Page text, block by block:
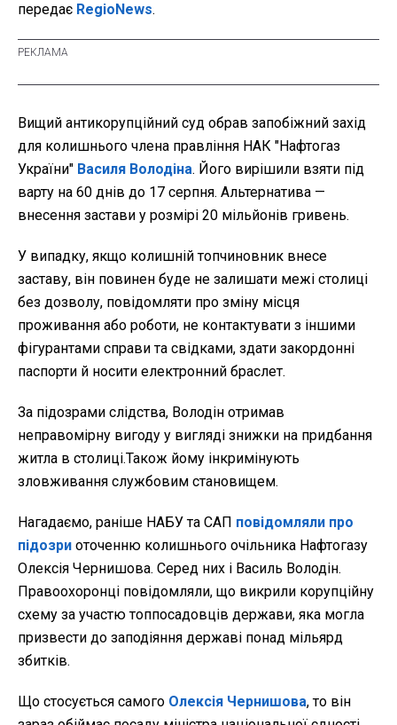
передає RegioNews.
Вищий антикорупційний суд обрав запобіжний захід
для колишнього члена правління НАК "Нафтогаз
України" Василя Володіна. Його вирішили взяти під
варту на 60 днів до 17 серпня. Альтернатива —
внесення застави у розмірі 20 мільйонів гривень.
У випадку, якщо колишній топчиновник внесе
заставу, він повинен буде не залишати межі столиці
без дозволу, повідомляти про зміну місця
проживання або роботи, не контактувати з іншими
фігурантами справи та свідками, здати закордонні
паспорти й носити електронний браслет.
За підозрами слідства, Володін отримав
неправомірну вигоду у вигляді знижки на придбання
житла в столиці.Також йому інкримінують
зловживання службовим становищем.
Нагадаємо, раніше НАБУ та САП повідомляли про
підозри оточенню колишнього очільника Нафтогазу
Олексія Чернишова. Серед них і Василь Володін.
Правоохоронці повідомляли, що викрили корупційну
схему за участю топпосадовців держави, яка могла
призвести до заподіяння державі понад мільярд
збитків.
Що стосується самого Олексія Чернишова, то він